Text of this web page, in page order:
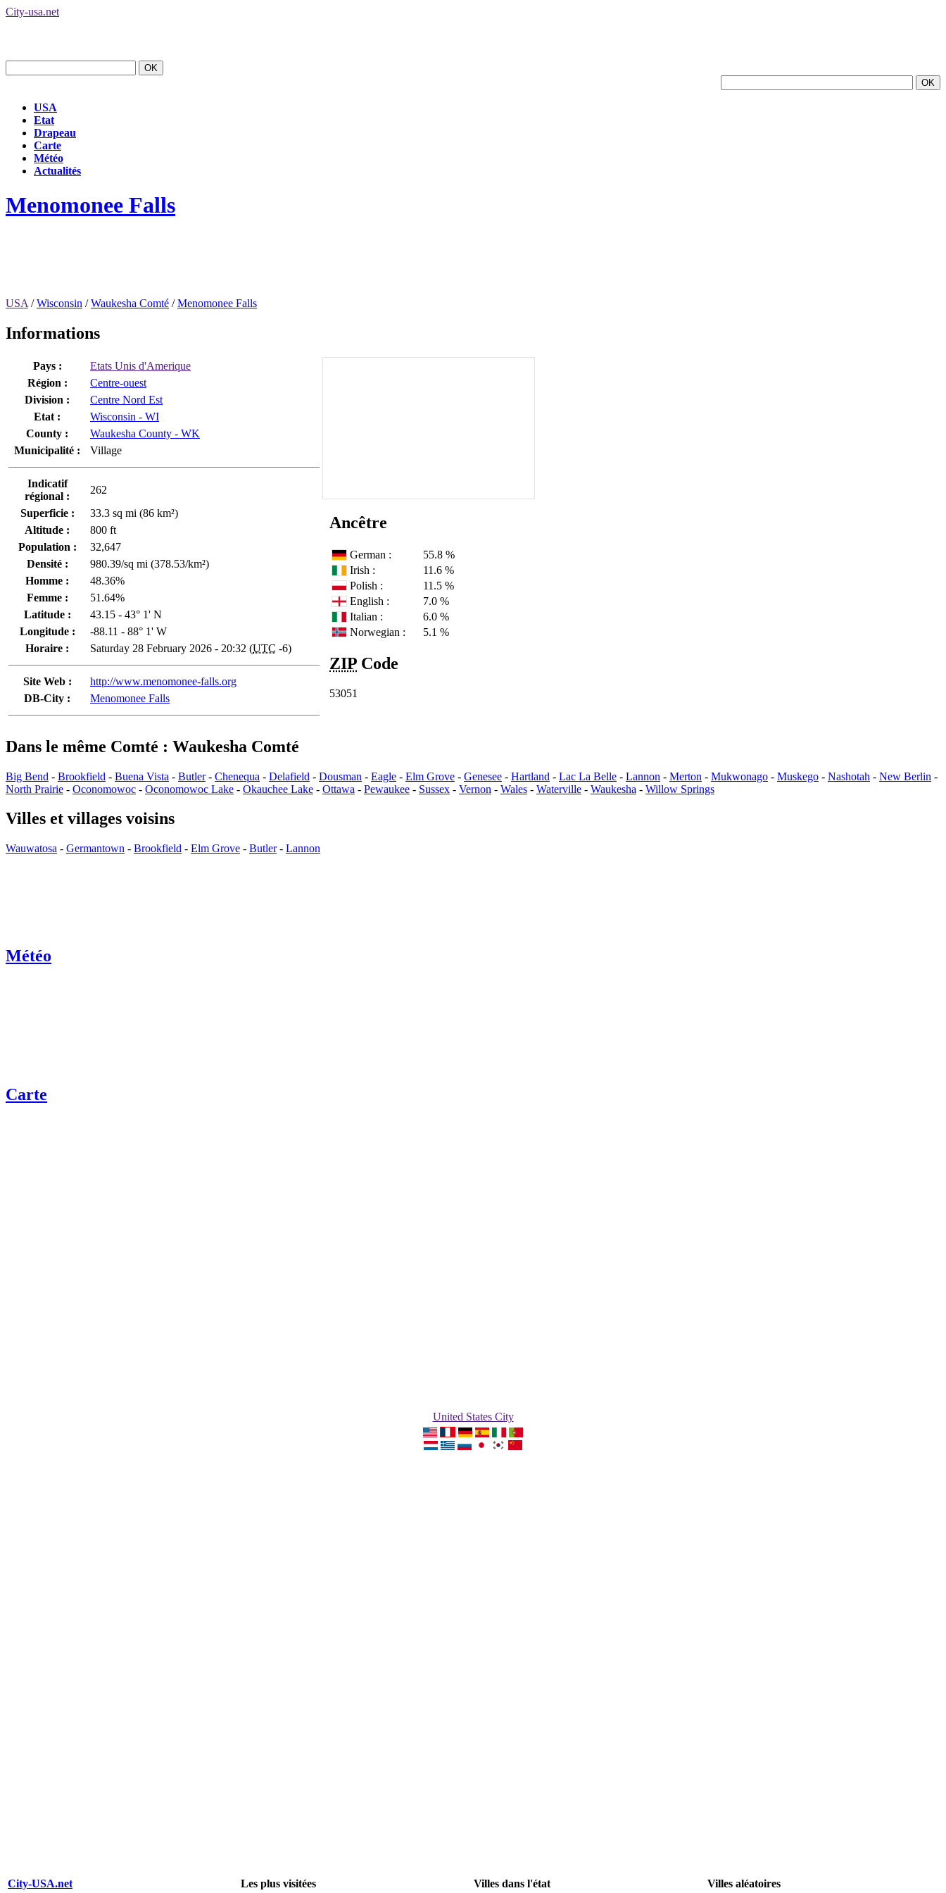
City-usa.net
USA
Etat
Drapeau
Carte
Météo
Actualités
Menomonee Falls
USA /Wisconsin /Waukesha Comté /Menomonee Falls
Informations
Pays :
Etats Unis d'Amerique
Région :
Centre-ouest
Division :
Centre Nord Est
Etat :
Wisconsin - WI
County :
Waukesha County - WK
Municipalité :
Village
Indicatif
régional :
262
Superficie :
33.3 sq mi (86 km²)
Altitude :
800 ft
Population :
32,647
Densité :
980.39/sq mi (378.53/km²)
Homme :
48.36%
Femme :
51.64%
Latitude :
43.15 - 43° 1' N
Longitude :
-88.11 - 88° 1' W
Horaire :
Saturday 28 February 2026 - 20:32 (UTC -6)
Site Web :
http://www.menomonee-falls.org
DB-City :
Menomonee Falls
Ancêtre
German :
55.8 %
Irish :
11.6 %
Polish :
11.5 %
English :
7.0 %
Italian :
6.0 %
Norwegian :
5.1 %
ZIP Code
53051
Dans le même Comté : Waukesha Comté
Big Bend - Brookfield - Buena Vista - Butler- Chenequa - Delafield - Dousman - Eagle - Elm Grove - Genesee - Hartland - Lac La Belle - Lannon - Merton - Mukwonago - Muskego - Nashotah - New Berlin -
North Prairie - Oconomowoc - Oconomowoc Lake - Okauchee Lake - Ottawa - Pewaukee - Sussex - Vernon - Wales - Waterville - Waukesha - Willow Springs
Villes et villages voisins
Wauwatosa - Germantown - Brookfield - Elm Grove - Butler- Lannon
Météo
Carte
United States City
City-USA.net Les plus visitées Villes dans l'état Villes aléatoires